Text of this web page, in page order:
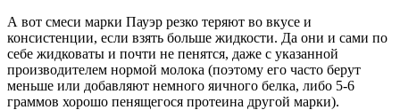
А вот смеси марки Пауэр резко теряют во вкусе и
консистенции, если взять больше жидкости. Да они и сами по
себе жидковаты и почти не пенятся, даже с указанной
производителем нормой молока (поэтому его часто берут
меньше или добавляют немного яичного белка, либо 5-6
граммов хорошо пенящегося протеина другой марки).